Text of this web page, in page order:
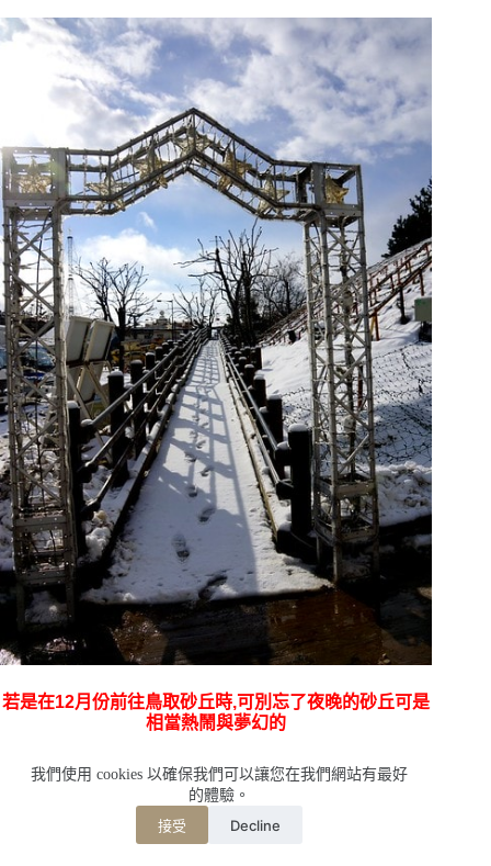
我們使用 cookies 以確保我們可以讓您在我們網站有最好
的體驗。
接受 Decline
若是在12月份前往鳥取砂丘時,可別忘了夜晚的砂丘可是
相當熱鬧與夢幻的
【日本，鳥取】砂丘夜得多美麗,多夢幻丫!!!山陰最大級
の光の祭典2012/12/12~12/24
…………………………………………………未完,待續